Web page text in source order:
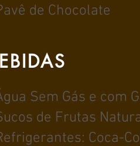
de Chocolate
Sem Gás e com
de Frutas
Coca-